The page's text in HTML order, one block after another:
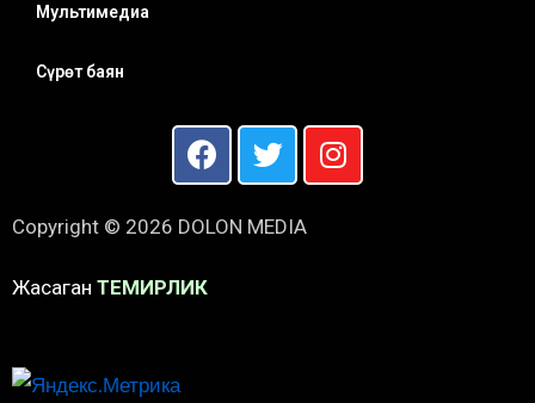
Мультимедиа
Сүрөт баян
Copyright © 2026 DOLON MEDIA
Жасаган ТЕМИРЛИК